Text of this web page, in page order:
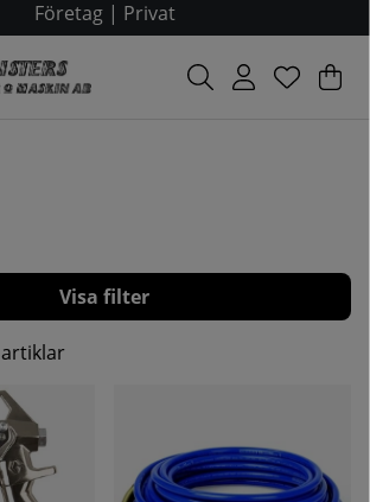
Företag| Privat
.
Filtrera
artiklar